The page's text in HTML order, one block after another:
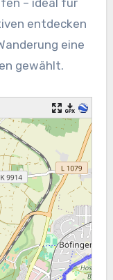
– ideal für
entdecken
eine
gewählt.